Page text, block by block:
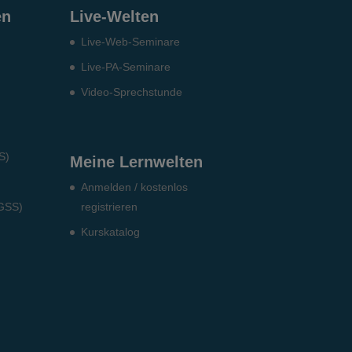
Live-Welten
Live-Web-Seminare
Live-PA-Seminare
Video-Sprechstunde
Meine Lernwelten
Anmelden / kostenlos
registrieren
Kurskatalog